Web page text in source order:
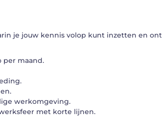
je jouw kennis volop kunt inzetten en
per maand.
werkomgeving.
met korte lijnen.